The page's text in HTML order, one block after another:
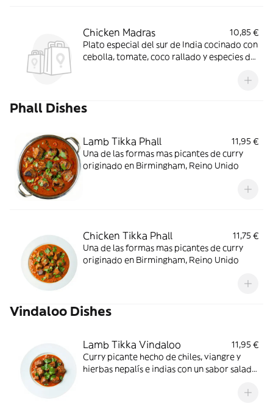
Chicken Madras
10,85 €
Plato especial del sur de India cocinado con
cebolla, tomate, coco rallado y especies de
Phall Dishes
Lamb Tikka Phall
11,95 €
Una de las formas mas picantes de curry
originado en Birmingham, Reino Unido
Chicken Tikka Phall
11,75 €
Una de las formas mas picantes de curry
originado en Birmingham, Reino Unido
Vindaloo Dishes
Lamb Tikka Vindaloo
11,95 €
Curry picante hecho de chiles, viangre y
hierbas nepalís e indias con un sabor salado